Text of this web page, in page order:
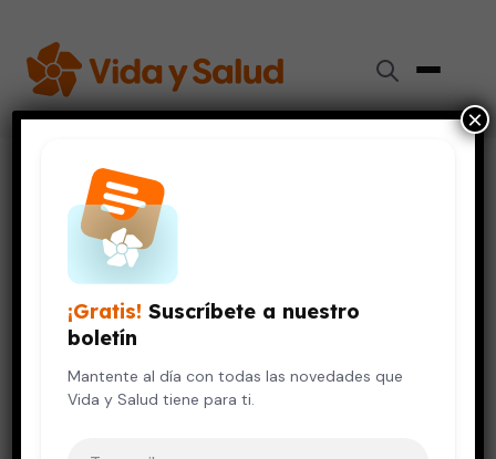
Vida Saludable
La actitud ante el dolor: el factor oculto que agrava tu
espalda
VIDA SALUDABLE
La actitud ante el dolor: el
factor oculto que agrava tu
espalda
¡Gratis! Suscríbete a nuestro
boletín
Mantente al día con todas las novedades que
Vida y Salud tiene para ti.
×